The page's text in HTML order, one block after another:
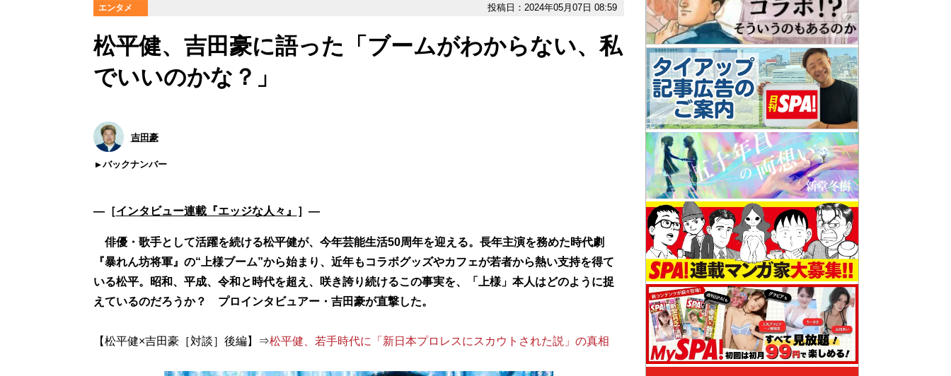
エンタメ 投稿日：2024年05月07日 08:59
松平健、吉田豪に語った「ブームがわからない、私
でいいのかな？」
吉田豪
バックナンバー
―［インタビュー連載『エッジな人々』 ］―
俳優・歌手として活躍を続ける松平健が、今年芸能生活50周年を迎える。長年主演を務めた時代劇
『暴れん坊将軍』の“上様ブーム”から始まり、近年もコラボグッズやカフェが若者から熱い支持を得て
いる松平。昭和、平成、令和と時代を超え、咲き誇り続けるこの事実を、「上様」本人はどのように捉
えているのだろうか？ プロインタビュアー・吉田豪が直撃した。
【松平健×吉田豪［対談］後編】⇒松平健、若手時代に「新日本プロレスにスカウトされた説」の真相